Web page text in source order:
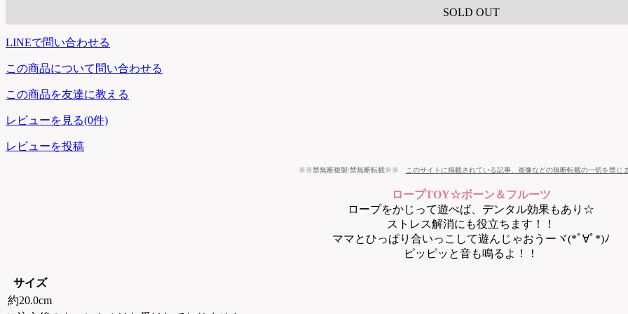
SOLD OUT
LINEで問い合わせる
この商品について問い合わせる
この商品を友達に教える
レビューを見る(0件)
レビューを投稿
※※禁無断複製/禁無断転載※※ このサイトに掲載されている記事、画像などの無断転載の一切を禁じ
ロープTOY☆ボーン＆フルーツ
ロープをかじって遊べば、デンタル効果もあり☆
ストレス解消にも役立ちます！！
ママとひっぱり合いっこして遊んじゃおうーヾ(*ﾟ∀ﾟ*)ﾉ
ピッピッと音も鳴るよ！！
サイズ
約20.0cm